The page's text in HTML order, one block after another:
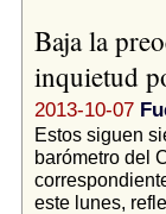
Baja la
inquietud
2013-10-07
Estos siguen
barómetro del
este lunes,